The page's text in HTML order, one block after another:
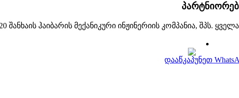
ჰაიბარის მექანიკური ინჟინერიის კომპანია, შპს.
დააწკაპუნეთ